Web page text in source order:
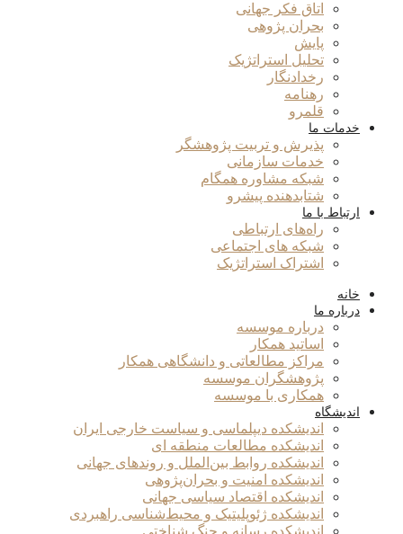
اتاق فکر جهانی
بحران پژوهی
پایش
تحلیل استراتژیک
رخدادنگار
رهنامه
قلمرو
خدمات ما
پذیرش و تربیت پژوهشگر
خدمات سازمانی
شبکه مشاوره همگام
شتابدهنده پیشرو
ارتباط با ما
راه‌های ارتباطی
شبکه های اجتماعی
اشتراک استراتژیک
خانه
درباره ما
درباره موسسه
اساتید همکار
مراکز مطالعاتی و دانشگاهی همکار
پژوهشگران موسسه
همکاری با موسسه
اندیشگاه
اندیشکده دیپلماسی و سیاست خارجی ایران
اندیشکده مطالعات منطقه ای
اندیشکده روابط بین‌الملل و روندهای جهانی
اندیشکده امنیت و بحران‌پژوهی
اندیشکده اقتصاد سیاسی جهانی
اندیشکده ژئوپلیتیک و محیط‌شناسی راهبردی
اندیشکده رسانه و جنگ شناختی